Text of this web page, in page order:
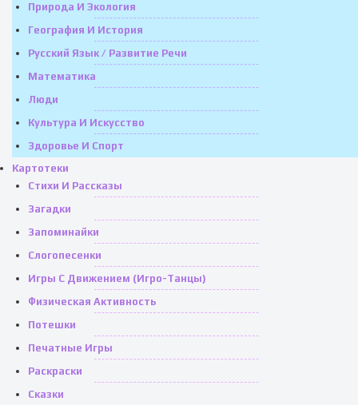
Природа И Экология
География И История
Русский Язык / Развитие Речи
Математика
Люди
Культура И Искусство
Здоровье И Спорт
Картотеки
Стихи И Рассказы
Загадки
Запоминайки
Слогопесенки
Игры С Движением (игро-Танцы)
Физическая Активность
Потешки
Печатные Игры
Раскраски
Сказки